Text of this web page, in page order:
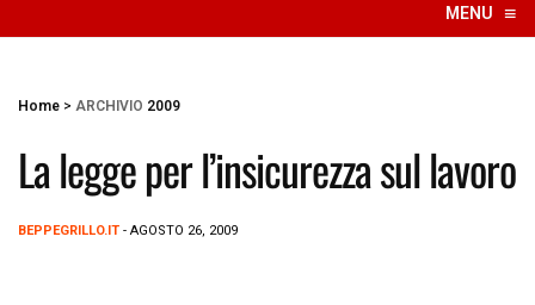
MENU ≡
☰
Home > ARCHIVIO 2009
La legge per l’insicurezza sul lavoro
BEPPEGRILLO.IT - AGOSTO 26, 2009